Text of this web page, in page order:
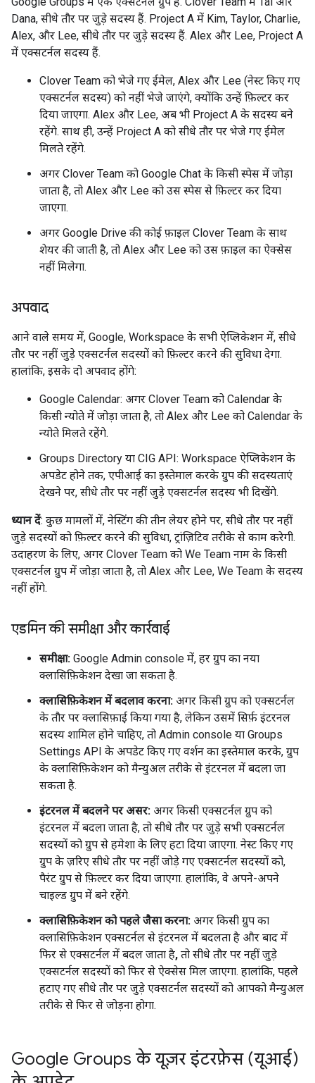
Dana, सीधे तौर पर जुड़े सदस्य हैं. Project A में Kim, Taylor, Charlie,
Alex, और Lee, सीधे तौर पर जुड़े सदस्य हैं. Alex और Lee, Project A
में एक्सटर्नल सदस्य हैं.
Clover Team को भेजे गए ईमेल, Alex और Lee (नेस्ट किए गए
एक्सटर्नल सदस्य) को नहीं भेजे जाएंगे, क्योंकि उन्हें फ़िल्टर कर
दिया जाएगा. Alex और Lee, अब भी Project A के सदस्य बने
रहेंगे. साथ ही, उन्हें Project A को सीधे तौर पर भेजे गए ईमेल
मिलते रहेंगे.
अगर Clover Team को Google Chat के किसी स्पेस में जोड़ा
जाता है, तो Alex और Lee को उस स्पेस से फ़िल्टर कर दिया
जाएगा.
अगर Google Drive की कोई फ़ाइल Clover Team के साथ
शेयर की जाती है, तो Alex और Lee को उस फ़ाइल का ऐक्सेस
नहीं मिलेगा.
अपवाद
आने वाले समय में, Google, Workspace के सभी ऐप्लिकेशन में, सीधे
तौर पर नहीं जुड़े एक्सटर्नल सदस्यों को फ़िल्टर करने की सुविधा देगा.
हालांकि, इसके दो अपवाद होंगे:
Google Calendar: अगर Clover Team को Calendar के
किसी न्योते में जोड़ा जाता है, तो Alex और Lee को Calendar के
न्योते मिलते रहेंगे.
Groups Directory या CIG API: Workspace ऐप्लिकेशन के
अपडेट होने तक, एपीआई का इस्तेमाल करके ग्रुप की सदस्यताएं
देखने पर, सीधे तौर पर नहीं जुड़े एक्सटर्नल सदस्य भी दिखेंगे.
ध्यान दें: कुछ मामलों में, नेस्टिंग की तीन लेयर होने पर, सीधे तौर पर नहीं
जुड़े सदस्यों को फ़िल्टर करने की सुविधा, ट्रांज़िटिव तरीके से काम करेगी.
उदाहरण के लिए, अगर Clover Team को We Team नाम के किसी
एक्सटर्नल ग्रुप में जोड़ा जाता है, तो Alex और Lee, We Team के सदस्य
नहीं होंगे.
एडमिन की समीक्षा और कार्रवाई
समीक्षा: Google Admin console में, हर ग्रुप का नया
क्लासिफ़िकेशन देखा जा सकता है.
क्लासिफ़िकेशन में बदलाव करना: अगर किसी ग्रुप को एक्सटर्नल
के तौर पर क्लासिफ़ाई किया गया है, लेकिन उसमें सिर्फ़ इंटरनल
सदस्य शामिल होने चाहिए, तो Admin console या Groups
Settings API के अपडेट किए गए वर्शन का इस्तेमाल करके, ग्रुप
के क्लासिफ़िकेशन को मैन्युअल तरीके से इंटरनल में बदला जा
सकता है.
इंटरनल में बदलने पर असर: अगर किसी एक्सटर्नल ग्रुप को
इंटरनल में बदला जाता है, तो सीधे तौर पर जुड़े सभी एक्सटर्नल
सदस्यों को ग्रुप से हमेशा के लिए हटा दिया जाएगा. नेस्ट किए गए
ग्रुप के ज़रिए सीधे तौर पर नहीं जोड़े गए एक्सटर्नल सदस्यों को,
पैरंट ग्रुप से फ़िल्टर कर दिया जाएगा. हालांकि, वे अपने-अपने
चाइल्ड ग्रुप में बने रहेंगे.
क्लासिफ़िकेशन को पहले जैसा करना: अगर किसी ग्रुप का
क्लासिफ़िकेशन एक्सटर्नल से इंटरनल में बदलता है और बाद में
फिर से एक्सटर्नल में बदल जाता है, तो सीधे तौर पर नहीं जुड़े
एक्सटर्नल सदस्यों को फिर से ऐक्सेस मिल जाएगा. हालांकि, पहले
हटाए गए सीधे तौर पर जुड़े एक्सटर्नल सदस्यों को आपको मैन्युअल
तरीके से फिर से जोड़ना होगा.
Google Groups के यूज़र इंटरफ़ेस (यूआई)